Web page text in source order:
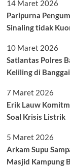
14 Maret 2026
Paripurna
Sinaling tidak
10 Maret 2026
Satlantas Polres
Keliling di
7 Maret 2026
Erik Lauw
Soal Krisis Listrik
5 Maret 2026
Arkam Supu
Masjid Kampung